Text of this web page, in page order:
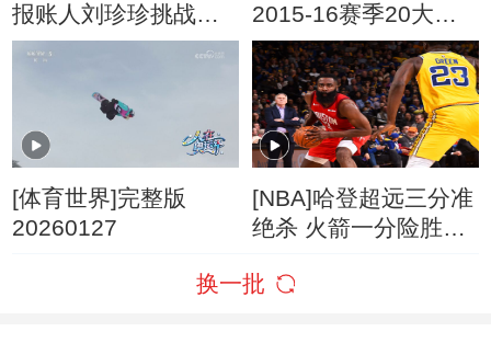
报账人刘珍珍挑战成
功 账单确认
2015-16赛季20大助
攻
[体育世界]完整版
20260127
[NBA]哈登超远三分准
绝杀 火箭一分险胜勇
换一批